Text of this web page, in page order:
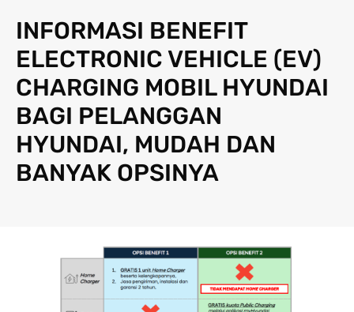
INFORMASI BENEFIT
ELECTRONIC VEHICLE (EV)
CHARGING MOBIL HYUNDAI
BAGI PELANGGAN
HYUNDAI, MUDAH DAN
BANYAK OPSINYA